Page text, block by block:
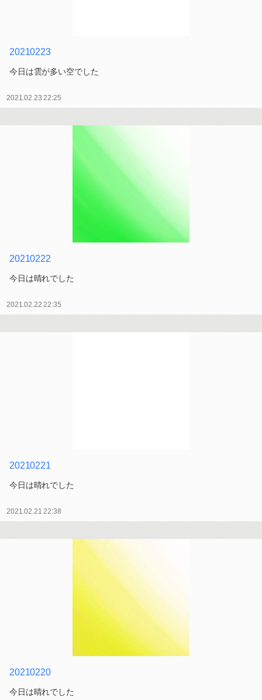
20210223
今日は雲が多い空でした
2021.02.23 22:25
20210222
今日は晴れでした
2021.02.22 22:35
20210221
今日は晴れでした
2021.02.21 22:38
20210220
今日は晴れでした